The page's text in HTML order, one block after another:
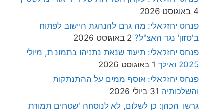
4 באוגוסט 2026
פנחס יחזקאלי: מה גרם להנהגת היישוב לפתוח
ב'סזון' נגד האצ"ל? 2 באוגוסט 2026
פנחס יחזקאלי: תיעוד שנאת נתניהו בתמונות, מיולי
2025 ואילך
1 באוגוסט 2026
פנחס יחזקאלי: אוסף ממים על ההתנתקות
והשלכותיה 31 ביולי 2026
גרשון הכהן: כן לשלום, לא לנוסחה 'שטחים תמורת